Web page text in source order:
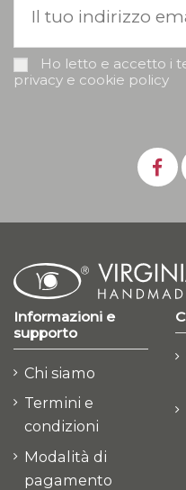
Ho letto e accetto i
privacy e cookie policy
Informazioni e
supporto
Chi siamo
Termini e
condizioni
Modalità di
pagamento